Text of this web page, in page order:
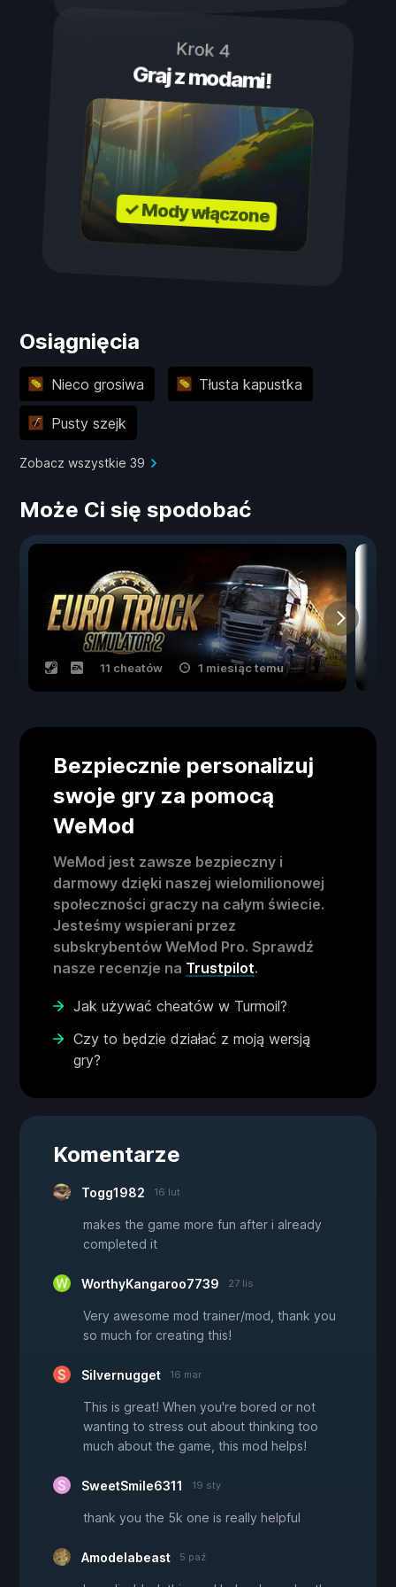
Krok 4
Graj z modami!
✓ Mody włączone
Osiągnięcia
Nieco grosiwa Tłusta kapustka
Pusty szejk
Zobacz wszystkie 39
Może Ci się spodobać
11 cheatów 1 miesiąc temu
Bezpiecznie personalizuj
swoje gry za pomocą
WeMod
WeMod jest zawsze bezpieczny i
darmowy dzięki naszej wielomilionowej
społeczności graczy na całym świecie.
Jesteśmy wspierani przez
subskrybentów WeMod Pro. Sprawdź
nasze recenzje na Trustpilot.
Jak używać cheatów w Turmoil?
Czy to będzie działać z moją wersją
gry?
Komentarze
Togg1982 16 lut
makes the game more fun after i already
completed it
WorthyKangaroo7739 27 lis
Very awesome mod trainer/mod, thank you
so much for creating this!
Silvernugget 16 mar
This is great! When you're bored or not
wanting to stress out about thinking too
much about the game, this mod helps!
SweetSmile6311 19 sty
thank you the 5k one is really helpful
Amodelabeast 5 paź